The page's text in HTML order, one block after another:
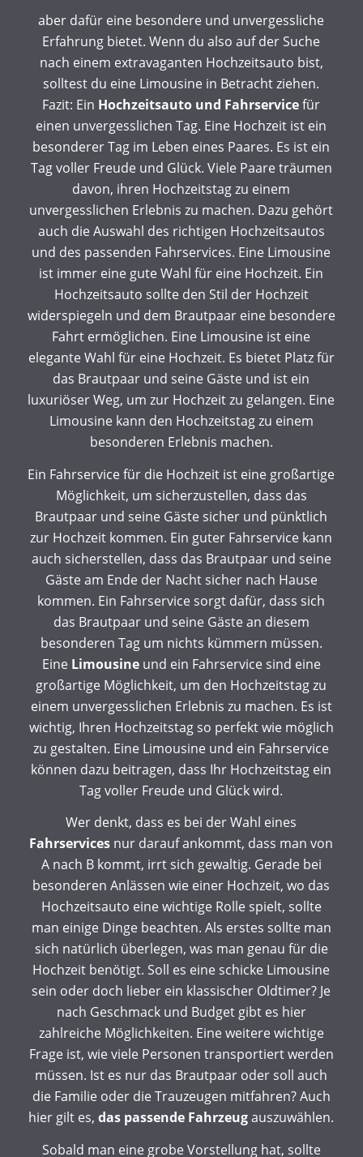
aber dafür eine besondere und unvergessliche
Erfahrung bietet. Wenn du also auf der Suche
nach einem extravaganten Hochzeitsauto bist,
solltest du eine Limousine in Betracht ziehen.
Fazit: Ein Hochzeitsauto und Fahrservicefür
einen unvergesslichen Tag. Eine Hochzeit ist ein
besonderer Tag im Leben eines Paares. Es ist ein
Tag voller Freude und Glück. Viele Paare träumen
davon, ihren Hochzeitstag zu einem
unvergesslichen Erlebnis zu machen. Dazu gehört
auch die Auswahl des richtigen Hochzeitsautos
und des passenden Fahrservices. Eine Limousine
ist immer eine gute Wahl für eine Hochzeit. Ein
Hochzeitsauto sollte den Stil der Hochzeit
widerspiegeln und dem Brautpaar eine besondere
Fahrt ermöglichen. Eine Limousine ist eine
elegante Wahl für eine Hochzeit. Es bietet Platz für
das Brautpaar und seine Gäste und ist ein
luxuriöser Weg, um zur Hochzeit zu gelangen. Eine
Limousine kann den Hochzeitstag zu einem
besonderen Erlebnis machen.
Ein Fahrservice für die Hochzeit ist eine großartige
Möglichkeit, um sicherzustellen, dass das
Brautpaar und seine Gäste sicher und pünktlich
zur Hochzeit kommen. Ein guter Fahrservice kann
auch sicherstellen, dass das Brautpaar und seine
Gäste am Ende der Nacht sicher nach Hause
kommen. Ein Fahrservice sorgt dafür, dass sich
das Brautpaar und seine Gäste an diesem
besonderen Tag um nichts kümmern müssen.
Eine Limousineund ein Fahrservice sind eine
großartige Möglichkeit, um den Hochzeitstag zu
einem unvergesslichen Erlebnis zu machen. Es ist
wichtig, Ihren Hochzeitstag so perfekt wie möglich
zu gestalten. Eine Limousine und ein Fahrservice
können dazu beitragen, dass Ihr Hochzeitstag ein
Tag voller Freude und Glück wird.
Wer denkt, dass es bei der Wahl eines
Fahrservices nur darauf ankommt, dass man von
A nach B kommt, irrt sich gewaltig. Gerade bei
besonderen Anlässen wie einer Hochzeit, wo das
Hochzeitsauto eine wichtige Rolle spielt, sollte
man einige Dinge beachten. Als erstes sollte man
sich natürlich überlegen, was man genau für die
Hochzeit benötigt. Soll es eine schicke Limousine
sein oder doch lieber ein klassischer Oldtimer? Je
nach Geschmack und Budget gibt es hier
zahlreiche Möglichkeiten. Eine weitere wichtige
Frage ist, wie viele Personen transportiert werden
müssen. Ist es nur das Brautpaar oder soll auch
die Familie oder die Trauzeugen mitfahren? Auch
hier gilt es,das passende Fahrzeugauszuwählen.
Sobald man eine grobe Vorstellung hat, sollte